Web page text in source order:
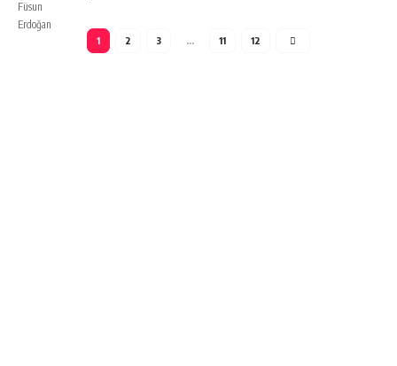
1 2 3 … 11 12